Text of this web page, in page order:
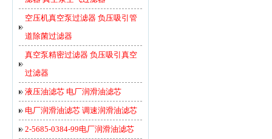
空压机真空泵过滤器 负压吸引管
道除菌过滤器
真空泵精密过滤器 负压吸引真空
过滤器
液压油滤芯 电厂润滑油滤芯
电厂润滑油滤芯 调速润滑油滤芯
2-5685-0384-99电厂润滑油滤芯